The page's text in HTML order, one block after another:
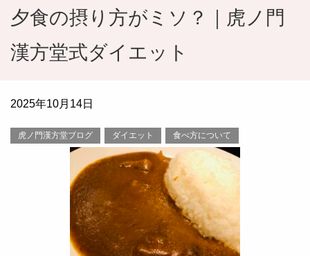
夕食の摂り方がミソ？｜虎ノ門
漢方堂式ダイエット
2025年10月14日
虎ノ門漢方堂ブログ ダイエット 食べ方について